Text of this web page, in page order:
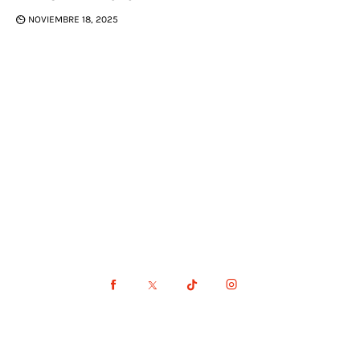
NOVIEMBRE 18, 2025